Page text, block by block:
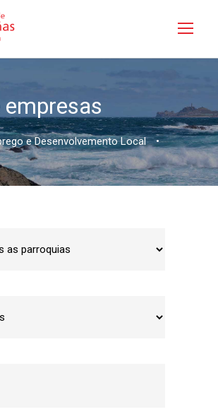
empresas
e Desenvolvemento Local •